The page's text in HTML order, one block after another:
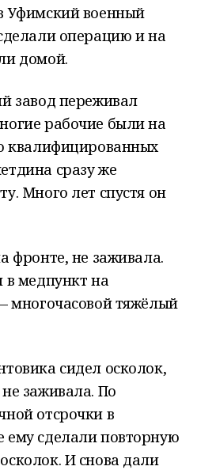
Уфимский военный
операцию и на
домой.
завод переживал
рабочие были на
квалифицированных
сразу же
Много лет спустя он
фронте, не заживала.
в медпункт на
многочасовой тяжёлый
сидел осколок,
заживала. По
отсрочки в
ему сделали повторную
И снова дали